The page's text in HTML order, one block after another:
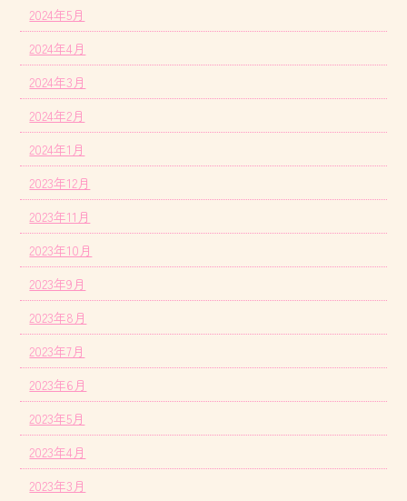
2024年5月
2024年4月
2024年3月
2024年2月
2024年1月
2023年12月
2023年11月
2023年10月
2023年9月
2023年8月
2023年7月
2023年6月
2023年5月
2023年4月
2023年3月